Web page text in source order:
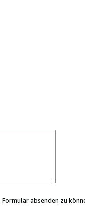
absenden zu